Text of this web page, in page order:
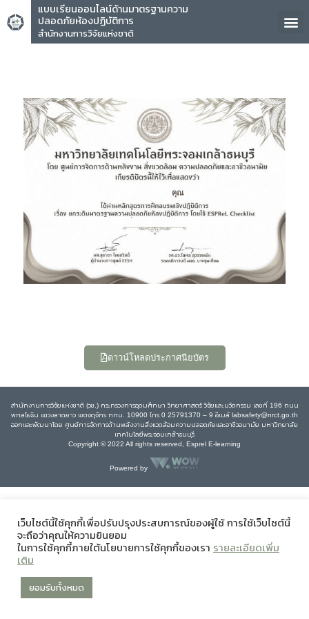
แบบเรียนออนไลน์ด้านมาตรฐานความ
ปลอดภัยห้องปฏิบัติการ
สำนักงานการวิจัยแห่งชาติ
คุณ
ดาวน์โหลดประกาศนียบัตร
สำนักงานการวิจัยแห่งชาติ (วช.) กระทรวงการอุดมศึกษา วิทยาศาสตร์ วิจัยและนวัตกรรม เลขที่ 196 ถนน
พหลโยธิน แขวงลาดยาว เขตจตุจักร กทม. 10900 โทร 0 25791370 – 9 อีเมล์ labsafety@nrct.go.th
ออกและพัฒนาโดย ศูนย์การจัดการด้านพลังงานสิ่งแวดล้อมความปลอดภัยและอาชีวอนามัย มหาวิทยาลัย
เทคโนโลยีพระจอมเกล้าธนบุรี
Copyright © 2022 All rights reserved, Esprel E-learning
Powered by
เว็บไซต์นี้ใช้คุกกี้เพื่อปรับปรุงประสบการณ์ของผู้ใช้ การใช้เว็บไซต์นี้
จะถือว่าคุณให้ความยินยอม
ในการใช้คุกกี้ภายใต้นโยบายการใช้คุกกี้ของเรา รายละเอียดเพิ่ม
เติม
ยอมรับทั้งหมด